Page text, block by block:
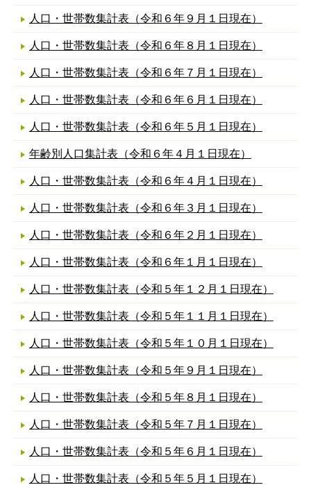
人口・世帯数集計表（令和６年９月１日現在）
人口・世帯数集計表（令和６年８月１日現在）
人口・世帯数集計表（令和６年７月１日現在）
人口・世帯数集計表（令和６年６月１日現在）
人口・世帯数集計表（令和６年５月１日現在）
年齢別人口集計表（令和６年４月１日現在）
人口・世帯数集計表（令和６年４月１日現在）
人口・世帯数集計表（令和６年３月１日現在）
人口・世帯数集計表（令和６年２月１日現在）
人口・世帯数集計表（令和６年１月１日現在）
人口・世帯数集計表（令和５年１２月１日現在）
人口・世帯数集計表（令和５年１１月１日現在）
人口・世帯数集計表（令和５年１０月１日現在）
人口・世帯数集計表（令和５年９月１日現在）
人口・世帯数集計表（令和５年８月１日現在）
人口・世帯数集計表（令和５年７月１日現在）
人口・世帯数集計表（令和５年６月１日現在）
人口・世帯数集計表（令和５年５月１日現在）